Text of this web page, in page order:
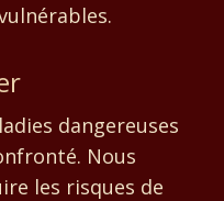
dangereuses
Nous
les risques de